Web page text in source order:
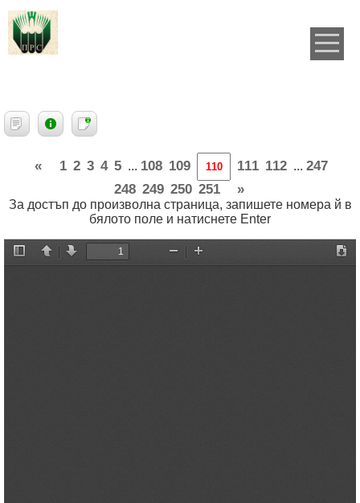
« 1 2 3 4 5 ... 108 109 111 112 ... 247
248 249 250 251 »
За достъп до произволна страница, запишете номера й в
бялото поле и натиснете Enter